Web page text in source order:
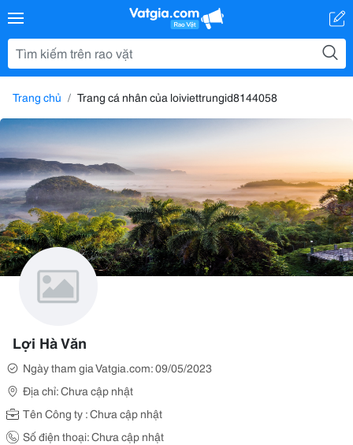
Trang chủ Trang cá nhân của loiviettrungid8144058
Lợi Hà Văn
Ngày tham gia Vatgia.com: 09/05/2023
Địa chỉ: Chưa cập nhật
Tên Công ty : Chưa cập nhật
Số điện thoại: Chưa cập nhật